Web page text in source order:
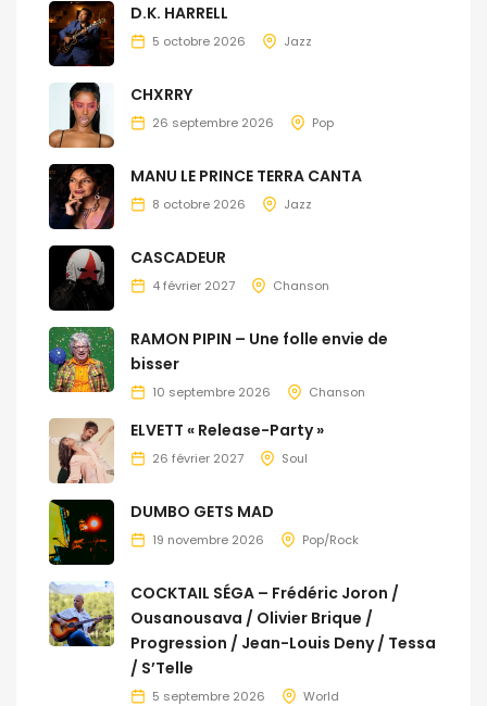
D.K. HARRELL
5 octobre 2026 Jazz
CHXRRY
26 septembre 2026 Pop
MANU LE PRINCE TERRA CANTA
8 octobre 2026 Jazz
CASCADEUR
4 février 2027 Chanson
RAMON PIPIN – Une folle envie de
bisser
10 septembre 2026 Chanson
ELVETT « Release-Party »
26 février 2027 Soul
DUMBO GETS MAD
19 novembre 2026 Pop/Rock
COCKTAIL SÉGA – Frédéric Joron /
Ousanousava / Olivier Brique /
Progression / Jean-Louis Deny / Tessa
/ S’Telle
5 septembre 2026 World